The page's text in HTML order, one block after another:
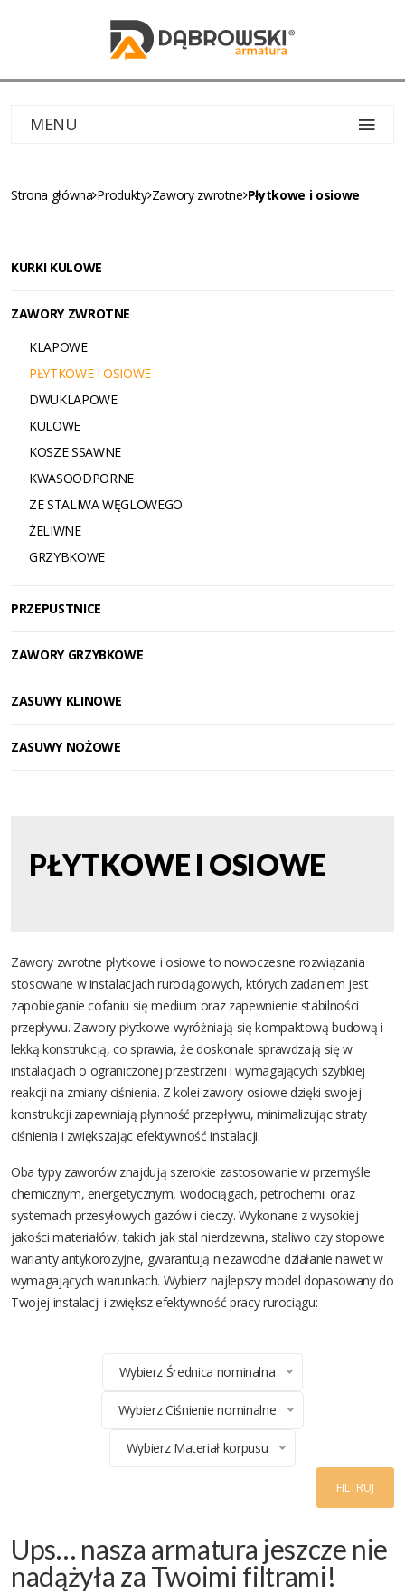
MENU
Strona główna Produkty Zawory zwrotne Płytkowe i osiowe
KURKI KULOWE
PRZEPUSTNICE
ZASUWY KLINOWE
ZASUWY NOŻOWE
ZAWORY GRZYBKOWE
ZAWORY ZWROTNE
DWUKLAPOWE
GRZYBKOWE
KLAPOWE
KOSZE SSAWNE
KULOWE
KWASOODPORNE
PŁYTKOWE I OSIOWE
ZE STALIWA WĘGLOWEGO
ŻELIWNE
PŁYTKOWE I OSIOWE
Zawory zwrotne płytkowe i osiowe to nowoczesne rozwiązania
stosowane w instalacjach rurociągowych, których zadaniem jest
zapobieganie cofaniu się medium oraz zapewnienie stabilności
przepływu. Zawory płytkowe wyróżniają się kompaktową budową i
lekką konstrukcją, co sprawia, że doskonale sprawdzają się w
instalacjach o ograniczonej przestrzeni i wymagających szybkiej
reakcji na zmiany ciśnienia. Z kolei zawory osiowe dzięki swojej
konstrukcji zapewniają płynność przepływu, minimalizując straty
ciśnienia i zwiększając efektywność instalacji.
Oba typy zaworów znajdują szerokie zastosowanie w przemyśle
chemicznym, energetycznym, wodociągach, petrochemii oraz
systemach przesyłowych gazów i cieczy. Wykonane z wysokiej
jakości materiałów, takich jak stal nierdzewna, staliwo czy stopowe
warianty antykorozyjne, gwarantują niezawodne działanie nawet w
wymagających warunkach. Wybierz najlepszy model dopasowany do
Twojej instalacji i zwiększ efektywność pracy rurociągu:
Wybierz Średnica nominalna
Wybierz Ciśnienie nominalne
Wybierz Materiał korpusu
FILTRUJ
Ups… nasza armatura jeszcze nie
nadążyła za Twoimi filtrami!